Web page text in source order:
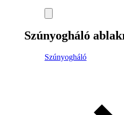
Szúnyogháló
Szúnyogháló